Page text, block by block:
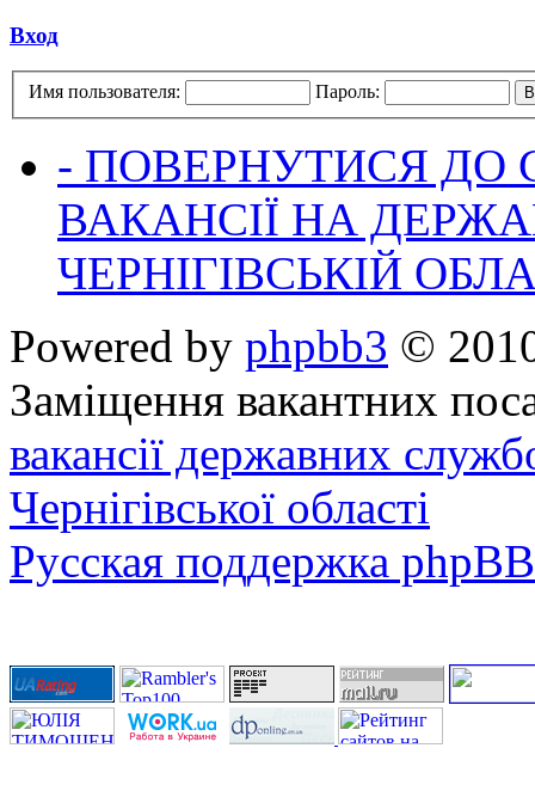
Вход
Имя пользователя: Пароль:
- ПОВЕРНУТИСЯ ДО
ВАКАНСІЇ НА
ЧЕРНІГІВСЬКІЙ
Powered by phpbb3 ©
Заміщення вакантних
вакансії державних
Чернігівської області
Русская поддержка phpBB